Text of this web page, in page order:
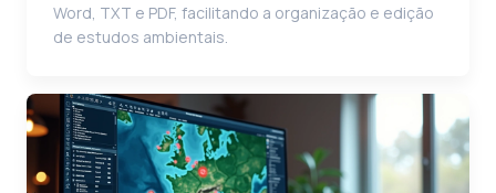
Word, TXT e PDF, facilitando a organização e edição
de estudos ambientais.